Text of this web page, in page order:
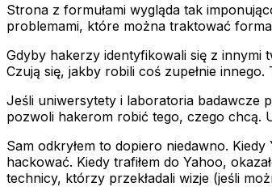
Strona z formułami wygląda tak
problemami, które można traktować
Gdyby hakerzy identyfikowali się z innymi
Czują się, jakby robili coś zupełnie
Jeśli uniwersytety i laboratoria badawcze
pozwoli hakerom robić tego, czego chcą.
Sam odkryłem to dopiero niedawno.
hackować. Kiedy trafiłem do Yahoo,
technicy, którzy przekładali wizje (jeśli